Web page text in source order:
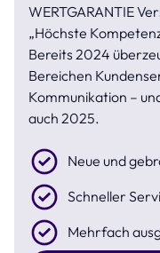
WERTGARANTIE
„Höchste
Bereits 2024
Bereichen
Kommunikation –
auch 2025.
Neue und
Schneller
Mehrfach